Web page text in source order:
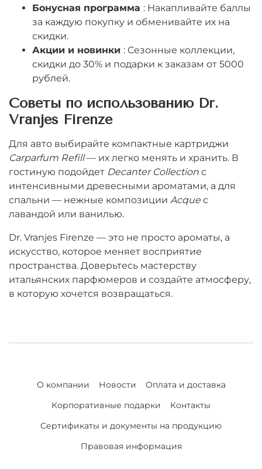
Бонусная программа : Накапливайте баллы
за каждую покупку и обменивайте их на
скидки.
Акции и новинки : Сезонные коллекции,
скидки до 30% и подарки к заказам от 5000
рублей.
Советы по использованию Dr.
Vranjes Firenze
Для авто выбирайте компактные картриджи
Carparfum Refill— их легко менять и хранить. В
гостиную подойдет Decanter Collection с
интенсивными древесными ароматами, а для
спальни — нежные композиции Acque с
лавандой или ванилью.
Dr. Vranjes Firenze — это не просто ароматы, а
искусство, которое меняет восприятие
пространства. Доверьтесь мастерству
итальянских парфюмеров и создайте атмосферу,
в которую хочется возвращаться.
О компании Новости
Оплата и доставка
Корпоративные подарки
Контакты
Сертификаты и документы на продукцию
Правовая информация